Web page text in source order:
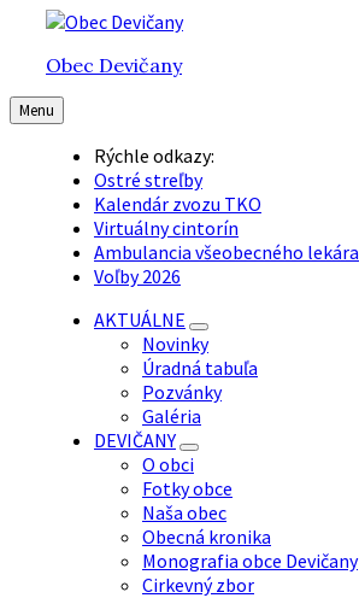
Preskočiť
obsah
Preskočiť
hlavnú
navigáciu
Preskočiť
pätičkuObec Devičany
Menu
Rýchle odkazy:
Ostré streľby
Kalendár zvozu TKO
Virtuálny cintorín
Ambulancia všeobecného lekára
Voľby 2026
AKTUÁLNE
Novinky
Úradná tabuľa
Pozvánky
Galéria
DEVIČANY
O obci
Fotky obce
Naša obec
Obecná kronika
Monografia obce Devičany
Cirkevný zbor